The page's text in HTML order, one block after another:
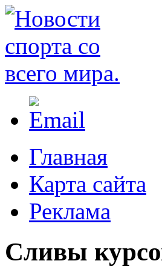
Главная
Карта сайта
Реклама
Сливы